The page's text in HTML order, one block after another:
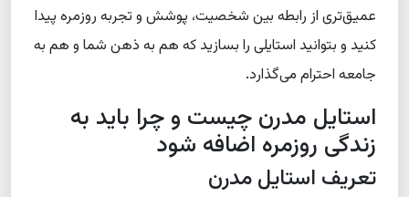
عمیق‌تری از رابطه بین شخصیت، پوشش و تجربه روزمره پیدا
کنید و بتوانید استایلی را بسازید که هم به ذهن شما و هم به
جامعه احترام می‌گذارد.
استایل مدرن چیست و چرا باید به
زندگی روزمره اضافه شود
تعریف استایل مدرن